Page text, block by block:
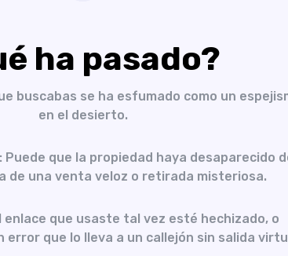
ha pasado?
buscabas se ha esfumado como un
en el desierto.
que la propiedad haya desaparecido
de una venta veloz o retirada misteriosa.
enlace que usaste tal vez esté hechizado, o
error que lo lleva a un callejón sin salida